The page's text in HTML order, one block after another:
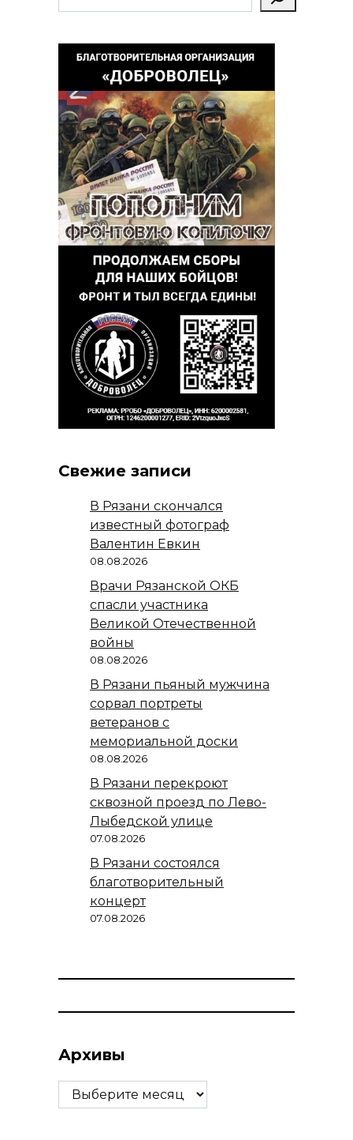
Свежие записи
В Рязани скончался
известный фотограф
Валентин Евкин
08.08.2026
Врачи Рязанской ОКБ
спасли участника
Великой Отечественной
войны
08.08.2026
В Рязани пьяный мужчина
сорвал портреты
ветеранов с
мемориальной доски
08.08.2026
В Рязани перекроют
сквозной проезд по Лево-
Лыбедской улице
07.08.2026
В Рязани состоялся
благотворительный
концерт
07.08.2026
Архивы
Архивы